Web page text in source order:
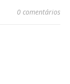
0 comentários